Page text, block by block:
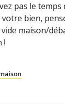
pas le temps
bien,
vide maison/
!